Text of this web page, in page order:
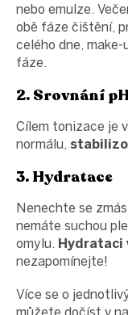
nebo emulze.
obě fáze čištění,
celého dne,
fáze.
2. Srovnání
Cílem tonizace je
normálu,
3. Hydratace
Nenechte se
nemáte suchou
omylu. Hydrataci
nezapomínejte!
Více se o